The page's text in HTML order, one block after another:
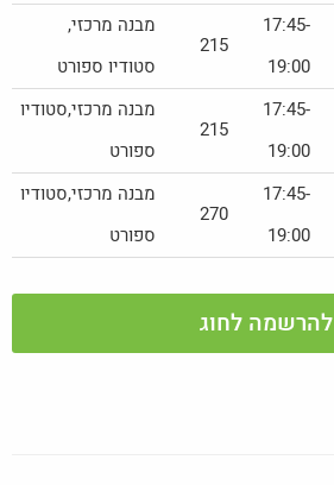
17:45-
19:00
215
מבנה מרכזי,
סטודיו ספורט
17:45-
19:00
215
מבנה מרכזי,סטודיו
ספורט
17:45-
19:00
270
מבנה מרכזי,סטודיו
ספורט
להרשמה לחוג